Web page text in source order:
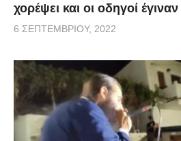
χορέψει και οι οδηγοί
6 ΣΕΠΤΕΜΒΡΊΟΥ, 2022